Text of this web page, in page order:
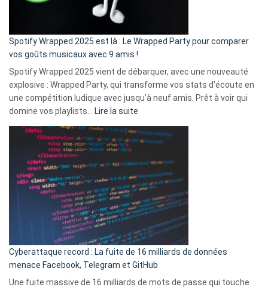
»
Solly
change
la
des
3
secondes
Spotify Wrapped 2025 est là : Le Wrapped Party pour comparer
vos goûts musicaux avec 9 amis !
Spotify Wrapped 2025 vient de débarquer, avec une nouveauté
explosive : Wrapped Party, qui transforme vos stats d’écoute en
une compétition ludique avec jusqu’à neuf amis. Prêt à voir qui
domine vos playlists… Lire la suite
Spotify
Wrapped
est
là
:
Le
Wrapped
Party
pour
comparer
vos
goûts
Cyberattaque record : La fuite de 16 milliards de données
menace Facebook, Telegram et GitHub
Une fuite massive de 16 milliards de mots de passe qui touche